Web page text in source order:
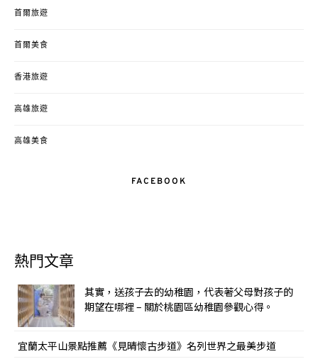
首爾旅遊
首爾美食
香港旅遊
高雄旅遊
高雄美食
FACEBOOK
熱門文章
其實，送孩子去的幼稚園，代表著父母對孩子的
期望在哪裡 – 關於桃園區幼稚園參觀心得。
宜蘭太平山景點推薦《見晴懷古步道》名列世界之最美步道